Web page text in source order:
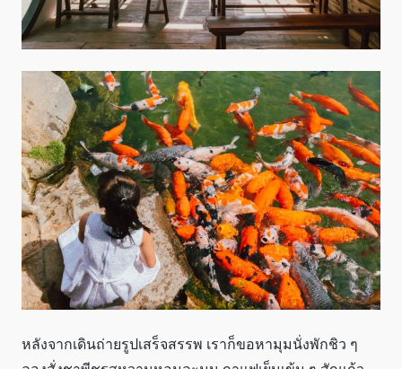
หลังจากเดินถ่ายรูปเสร็จสรรพ เราก็ขอหามุมนั่งพักชิว ๆ